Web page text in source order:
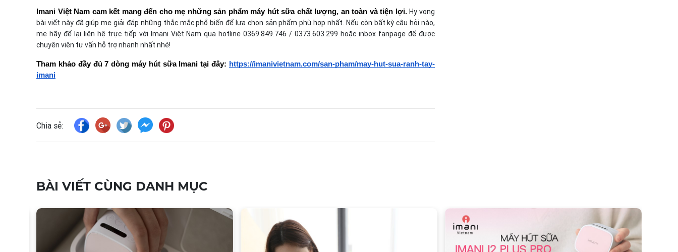
Imani Việt Nam cam kết mang đến cho mẹ những sản phẩm máy hút sữa chất lượng, an toàn và tiện lợi. Hy vọng
bài viết này đã giúp mẹ giải đáp những thắc mắc phổ biến để lựa chọn sản phẩm phù hợp nhất. Nếu còn bất kỳ câu hỏi nào,
mẹ hãy để lại liên hệ trực tiếp với Imani Việt Nam qua hotline 0369.849.746 / 0373.603.299 hoặc inbox fanpage để được
chuyên viên tư vấn hỗ trợ nhanh nhất nhé!
Tham khảo đầy đủ 7 dòng máy hút sữa Imani tại đây: https://imanivietnam.com/san-pham/may-hut-sua-ranh-tay-
imani
Chia sẻ:
BÀI VIẾT CÙNG DANH MỤC